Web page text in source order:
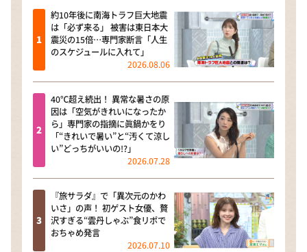
朝だ！生です旅サラダ
教えて！ニュースライブ 正義のミカタ
ＬＩＦＥ～夢のカタチ～
新婚さんいらっしゃい！
ポツンと一軒家
ザキ山小屋本館
ぺこぱのまるスポ
約10年後に南海トラフ巨大地震
は「必ず来る」 被害は東日本大
震災の15倍…専門家断言「人生
のスケジュールに入れて」
2026.08.06
40℃超え続出！ 異常な暑さの原
因は「空気がきれいになったか
ら」専門家の指摘に眞鍋かをり
「“きれいで暑い”と“汚くて涼し
い”どっちがいいの!?」
2026.07.28
『旅サラダ』で「異次元のかわ
いさ」の声！ 初ゲスト女優、贅
沢すぎる“雲丹しゃぶ”食リポで
おちゃめ発言
2026.07.10